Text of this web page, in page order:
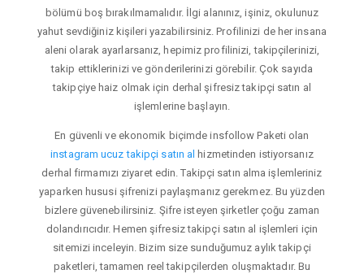
bölümü boş bırakılmamalıdır. İlgi alanınız, işiniz, okulunuz
yahut sevdiğiniz kişileri yazabilirsiniz. Profilinizi de her insana
aleni olarak ayarlarsanız, hepimiz profilinizi, takipçilerinizi,
takip ettiklerinizi ve gönderilerinizi görebilir. Çok sayıda
takipçiye haiz olmak için derhal şifresiz takipçi satın al
işlemlerine başlayın.
En güvenli ve ekonomik biçimde insfollow Paketi olan
instagram ucuz takipçi satın al hizmetinden istiyorsanız
derhal firmamızı ziyaret edin. Takipçi satın alma işlemleriniz
yaparken hususi şifrenizi paylaşmanız gerekmez. Bu yüzden
bizlere güvenebilirsiniz. Şifre isteyen şirketler çoğu zaman
dolandırıcıdır. Hemen şifresiz takipçi satın al işlemleri için
sitemizi inceleyin. Bizim size sunduğumuz aylık takipçi
paketleri, tamamen reel takipçilerden oluşmaktadır. Bu